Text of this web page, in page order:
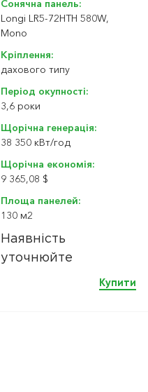
Сонячна панель:
Longi LR5-72HTH 580W,
Mono
Кріплення:
дахового типу
Період окупності:
3,6 роки
Щорічна генерація:
38 350 кBт/год
Щорічна економія:
9 365,08 $
Площа панелей:
130 м2
Наявність
уточнюйте
Купити